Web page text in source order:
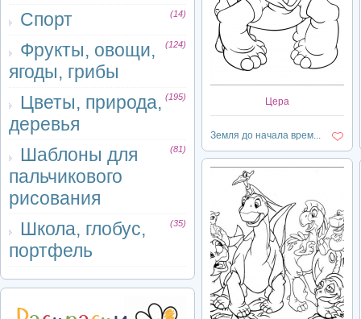
Спорт (14)
Фрукты, овощи,
ягоды, грибы
(124)
Цветы, природа,
деревья
(195)
Шаблоны для
пальчикового
рисования
(81)
Школа, глобус,
портфель
(35)
Цера
Земля до начала врем...